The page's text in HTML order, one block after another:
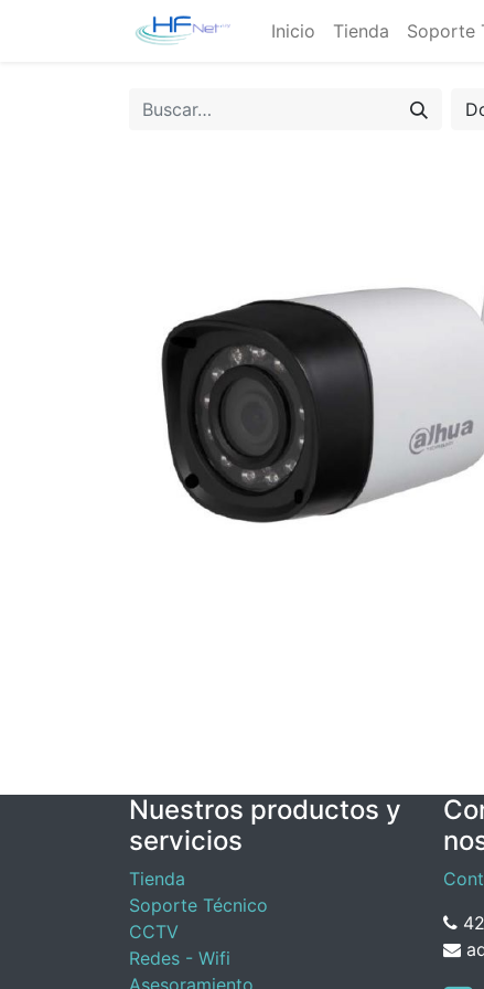
Inicio Tienda Soporte
Nuestros productos y
servicios
Tienda
Soporte Técnico
CCTV
Redes - Wifi
Asesoramiento